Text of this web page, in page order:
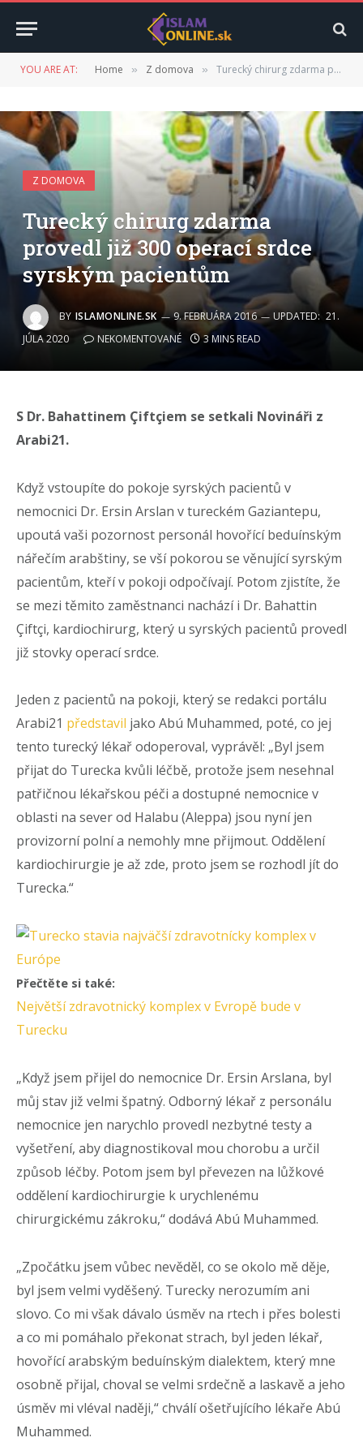
YOU ARE AT: Home » Z domova » Turecký chirurg zdarma provedl již 300 operací srdce syrským pacientům
Z DOMOVA
Turecký chirurg zdarma
provedl již 300 operací srdce
syrským pacientům
BY ISLAMONLINE.SK 9. FEBRUÁRA 2016 UPDATED: 21.
JÚLA 2020
NEKOMENTOVANÉ 3 MINS READ
S Dr. Bahattinem Çiftçiem se setkali Novináři z
Arabi21.
Když vstoupíte do pokoje syrských pacientů v
nemocnici Dr. Ersin Arslan v tureckém Gaziantepu,
upoutá vaši pozornost personál hovořící beduínským
nářečím arabštiny, se vší pokorou se věnující syrským
pacientům, kteří v pokoji odpočívají. Potom zjistíte, že
se mezi těmito zaměstnanci nachází i Dr. Bahattin
Çiftçi, kardiochirurg, který u syrských pacientů provedl
již stovky operací srdce.
Jeden z pacientů na pokoji, který se redakci portálu
Arabi21 představil jako Abú Muhammed, poté, co jej
tento turecký lékař odoperoval, vyprávěl: „Byl jsem
přijat do Turecka kvůli léčbě, protože jsem nesehnal
patřičnou lékařskou péči a dostupné nemocnice v
oblasti na sever od Halabu (Aleppa) jsou nyní jen
provizorní polní a nemohly mne přijmout. Oddělení
kardiochirurgie je až zde, proto jsem se rozhodl jít do
Turecka.“
Přečtěte si také:
Největší zdravotnický komplex v Evropě bude v
Turecku
„Když jsem přijel do nemocnice Dr. Ersin Arslana, byl
můj stav již velmi špatný. Odborný lékař z personálu
nemocnice jen narychlo provedl nezbytné testy a
vyšetření, aby diagnostikoval mou chorobu a určil
způsob léčby. Potom jsem byl převezen na lůžkové
oddělení kardiochirurgie k urychlenému
chirurgickému zákroku,“ dodává Abú Muhammed.
„Zpočátku jsem vůbec nevěděl, co se okolo mě děje,
byl jsem velmi vyděšený. Turecky nerozumím ani
slovo. Co mi však dávalo úsměv na rtech i přes bolesti
a co mi pomáhalo překonat strach, byl jeden lékař,
hovořící arabským beduínským dialektem, který mne
osobně přijal, choval se velmi srdečně a laskavě a jeho
úsměv mi vléval naději,“ chválí ošetřujícího lékaře Abú
Muhammed.